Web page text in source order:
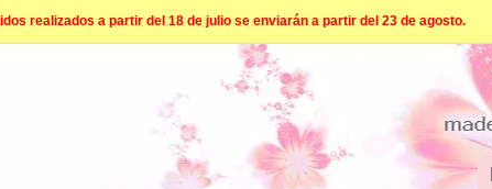
realizados a partir del 18 de julio se enviarán a partir del 23 de agosto.